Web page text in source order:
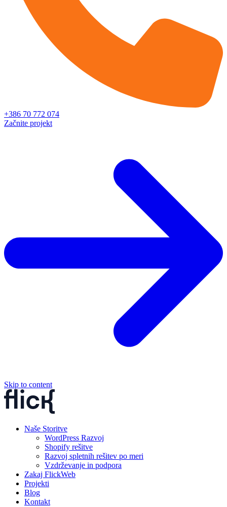
+386 70 772 074
Začnite projekt
Skip to content
Naše Storitve
WordPress Razvoj
Shopify rešitve
Razvoj spletnih rešitev po meri
Vzdrževanje in podpora
Zakaj FlickWeb
Projekti
Blog
Kontakt